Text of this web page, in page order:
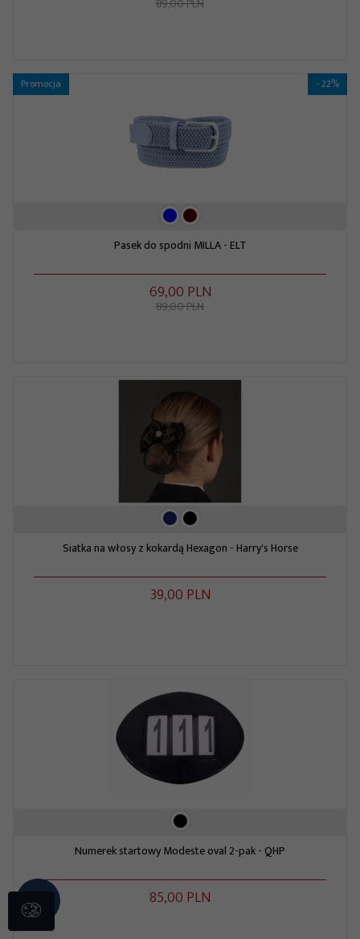
89,00 PLN
Promocja - 22%
Pasek do spodni MILLA - ELT
69,00 PLN
89,00 PLN
Siatka na włosy z kokardą Hexagon - Harry's Horse
39,00 PLN
Numerek startowy Modeste oval 2-pak - QHP
85,00 PLN